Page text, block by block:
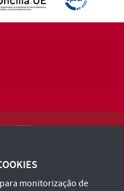
Privacy Policy
monitorização de